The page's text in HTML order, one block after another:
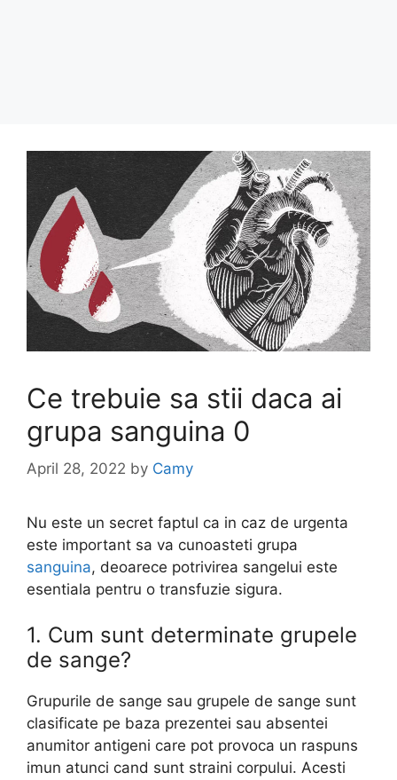
Ce trebuie sa stii daca ai
grupa sanguina 0
April 28, 2022 by Camy
Nu este un secret faptul ca in caz de urgenta
este important sa va cunoasteti grupa
sanguina, deoarece potrivirea sangelui este
esentiala pentru o transfuzie sigura.
1. Cum sunt determinate grupele
de sange?
Grupurile de sange sau grupele de sange sunt
clasificate pe baza prezentei sau absentei
anumitor antigeni care pot provoca un raspuns
imun atunci cand sunt straini corpului. Acesti